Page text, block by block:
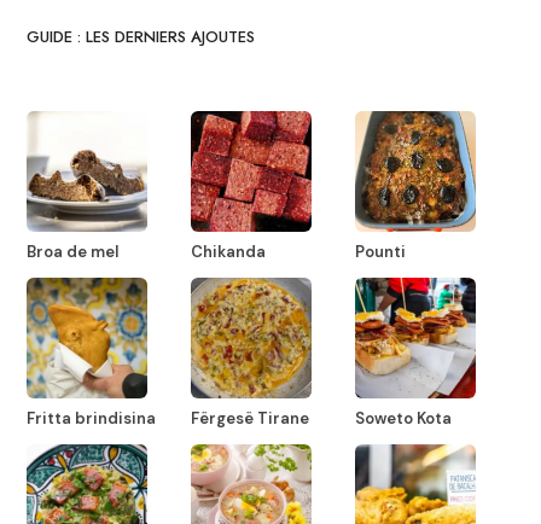
GUIDE : LES DERNIERS AJOUTES
Broa de mel Chikanda Pounti
Fritta brindisina Fërgesë Tirane Soweto Kota